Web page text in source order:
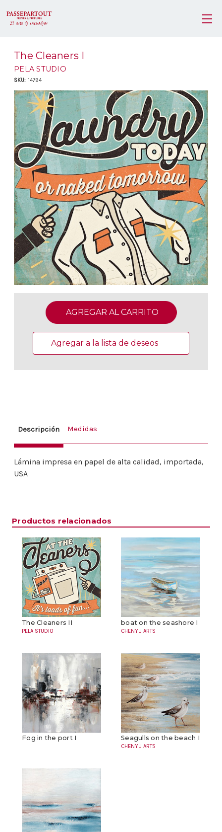
The Cleaners I
PELA STUDIO
SKU: 14794
Existencias
actuales:
Agregar a la lista de deseos
Descripción Medidas
Lámina impresa en papel de alta calidad, importada,
USA
Productos relacionados
The Cleaners II
PELA STUDIO
boat on the seashore I
CHENYU ARTS
Fog in the port I Seagulls on the beach I
CHENYU ARTS